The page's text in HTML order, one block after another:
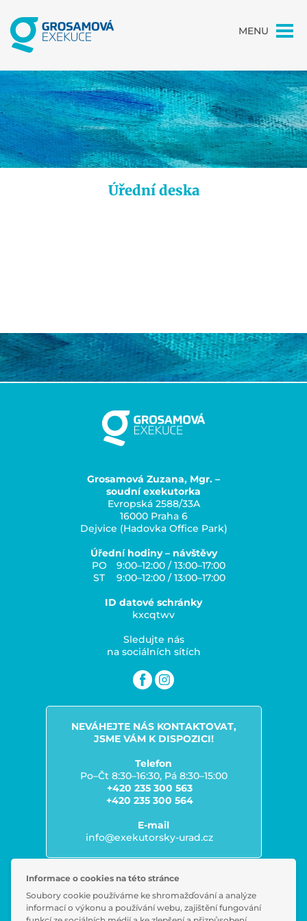
MENU
Úřední deska
Grosamová Zuzana, Mgr. –
soudní exekutorka
Evropská 2588/33A
16000 Praha 6
Dejvice (Hadovka Office Park)
Úřední hodiny – návštěvy
PO
9:00–12:00 / 13:00–17:00
ST
9:00–12:00 / 13:00–17:00
ID datové schránky
kxcqtwv
Sledujte nás
na sociálních sítích
NEVÁHEJTE NÁS KONTAKTOVAT,
JSME VÁM K DISPOZICI!
Telefon
Po–Čt 8:30–16:30, Pá 8:30–15:00
+420 235 300 563
+420 235 300 564
E-mail
info@exekutorsky-urad.cz
Zpracování osobních údajů
Časté dotazy
Informace o cookies na této stránce
Soubory cookie používáme ke shromažďování a analýze
informací o výkonu a používání webu, zajištění fungování